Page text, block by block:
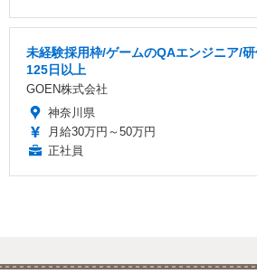
未経験採用枠/ゲームのQAエンジニア/
125日以上
GOEN株式会社
神奈川県
月給30万円～50万円
正社員